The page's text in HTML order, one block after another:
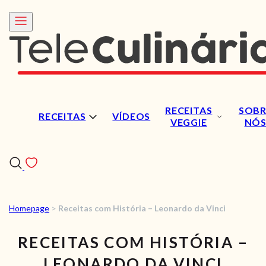
RECEITAS VÍDEOS
RECEITAS
VEGGIE
NÓS
RECEITAS
VÍDEOS
Homepage > Receitas com História – Leonardo da Vinci
RECEITAS COM HISTÓRIA –